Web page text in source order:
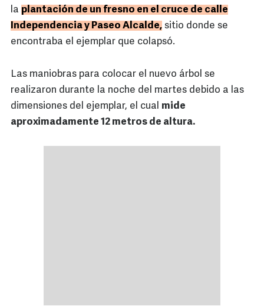
la plantación de un fresno en el cruce de calle
Independencia y Paseo Alcalde, sitio donde se
encontraba el ejemplar que colapsó.
Las maniobras para colocar el nuevo árbol se
realizaron durante la noche del martes debido a las
dimensiones del ejemplar, el cual mide
aproximadamente 12 metros de altura.